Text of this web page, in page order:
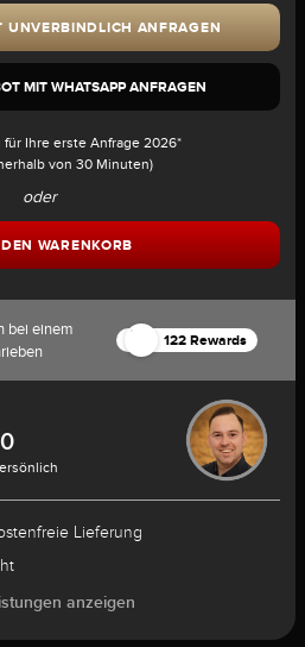
UNVERBINDLICH ANFRAGEN
MIT WHATSAPP ANFRAGEN
für Ihre erste Anfrage 2026*
von 30 Minuten)
oder
WARENKORB
bei einem
122 Rewards
Lieferung
anzeigen